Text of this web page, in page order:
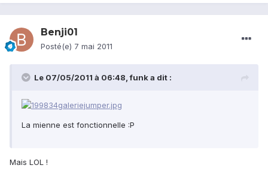
Benji01
Posté(e) 7 mai 2011
Le 07/05/2011 à 06:48, funk a dit :
La mienne est fonctionnelle :P
Mais LOL !